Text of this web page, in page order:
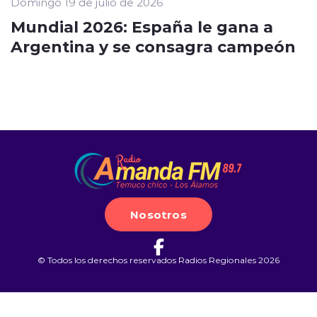
Mundial 2026: España le gana a
Argentina y se consagra campeón
Nosotros
© Todos los derechos reservados Radios Regionales 2026